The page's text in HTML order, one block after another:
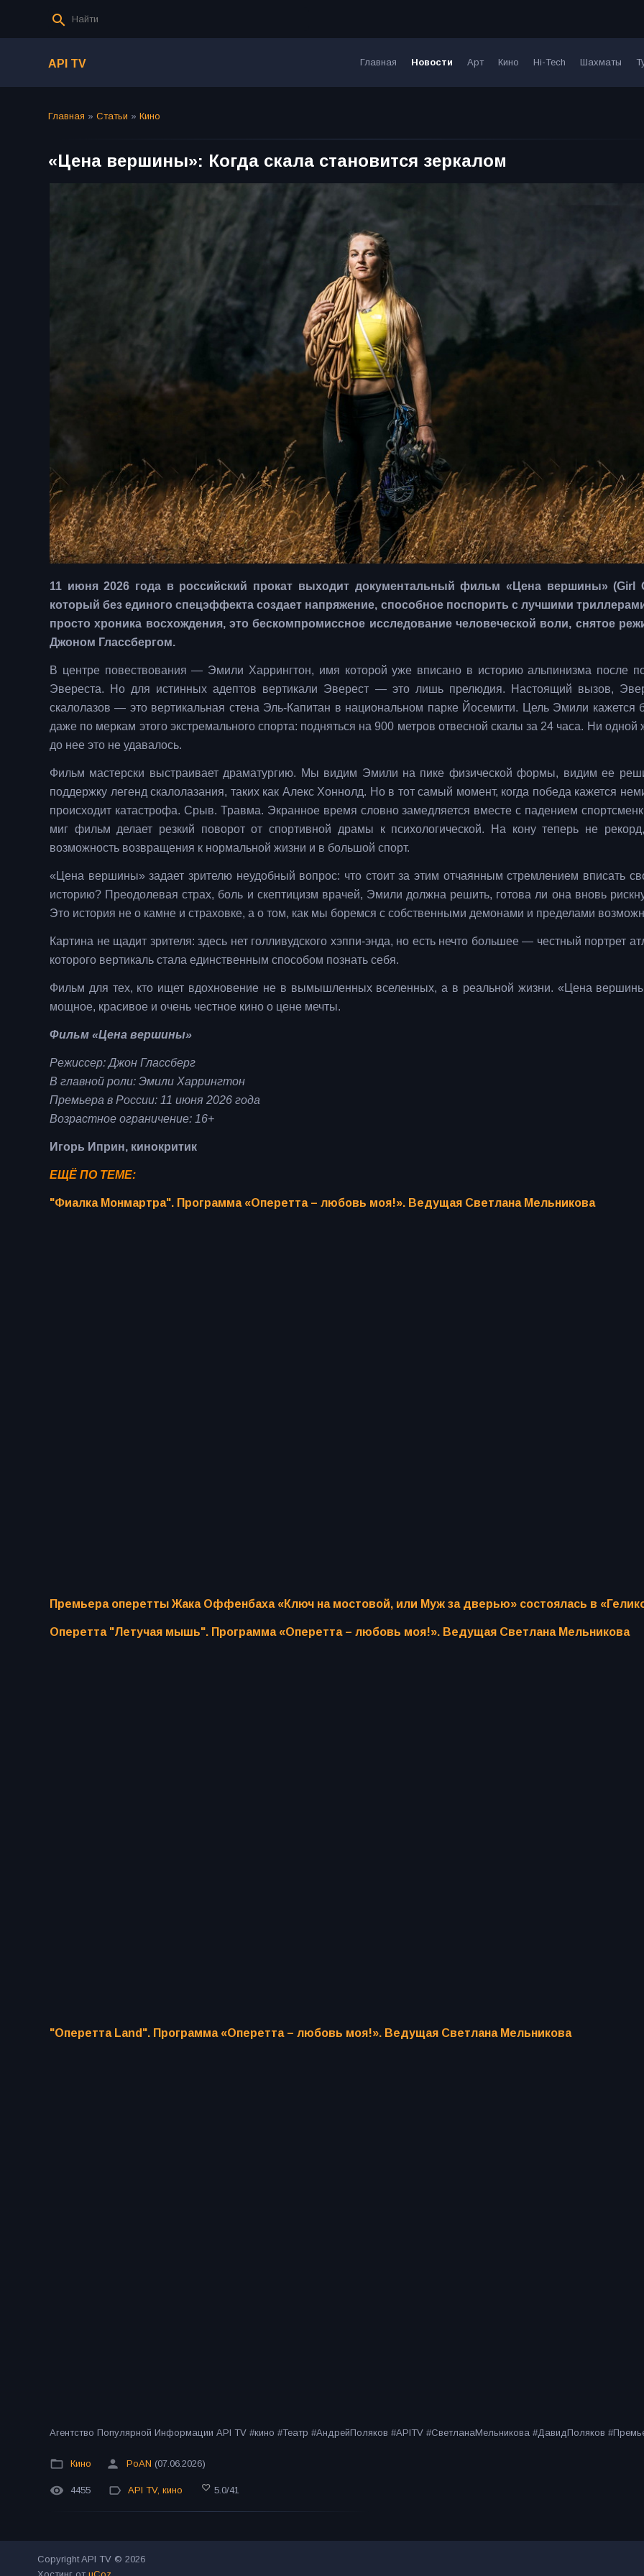
API TV Главная Новости Арт Кино Hi-Tech Шахматы
Главная » Статьи » Кино
«Цена вершины»: Когда скала становится зеркалом
11 июня 2026 года в российский прокат выходит документальный фильм «Цена вершины» (Girl
который без единого спецэффекта создает напряжение, способное поспорить с лучшими
просто хроника восхождения, это бескомпромиссное исследование человеческой воли, снятое
Джоном Глассбергом.
В центре повествования — Эмили Харрингтон, имя которой уже вписано в историю альпинизма после
Эвереста. Но для истинных адептов вертикали Эверест — это лишь прелюдия. Настоящий вызов,
скалолазов — это вертикальная стена Эль-Капитан в национальном парке Йосемити. Цель Эмили кажется
даже по меркам этого экстремального спорта: подняться на 900 метров отвесной скалы за 24 часа. Ни
до нее это не удавалось.
Фильм мастерски выстраивает драматургию. Мы видим Эмили на пике физической формы, видим ее
поддержку легенд скалолазания, таких как Алекс Хоннолд. Но в тот самый момент, когда победа кажется
происходит катастрофа. Срыв. Травма. Экранное время словно замедляется вместе с падением
миг фильм делает резкий поворот от спортивной драмы к психологической. На кону теперь не
возможность возвращения к нормальной жизни и в большой спорт.
«Цена вершины» задает зрителю неудобный вопрос: что стоит за этим отчаянным стремлением вписать
историю? Преодолевая страх, боль и скептицизм врачей, Эмили должна решить, готова ли она вновь
Это история не о камне и страховке, а о том, как мы боремся с собственными демонами и пределами
Картина не щадит зрителя: здесь нет голливудского хэппи-энда, но есть нечто большее — честный портрет
которого вертикаль стала единственным способом познать себя.
Фильм для тех, кто ищет вдохновение не в вымышленных вселенных, а в реальной жизни. «Цена
мощное, красивое и очень честное кино о цене мечты.
Фильм «Цена вершины»
Режиссер: Джон Глассберг
В главной роли: Эмили Харрингтон
Премьера в России: 11 июня 2026 года
Возрастное ограничение: 16+
Игорь Иприн, кинокритик
ЕЩЁ ПО ТЕМЕ:
"Фиалка Монмартра". Программа «Оперетта – любовь моя!». Ведущая Светлана Мельникова
Премьера оперетты Жака Оффенбаха «Ключ на мостовой, или Муж за дверью» состоялась в
Оперетта "Летучая мышь". Программа «Оперетта – любовь моя!». Ведущая Светлана Мельникова
"Оперетта Land". Программа «Оперетта – любовь моя!». Ведущая Светлана Мельникова
Агентство Популярной Информации API TV #кино #Театр #АндрейПоляков #APITV #СветланаМельникова #ДавидПоляков
Кино PoAN (07.06.2026)
4455 API TV, кино 5.0/41
Copyright API TV © 2026